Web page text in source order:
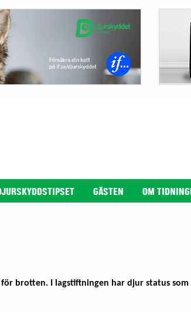
GÄSTEN OM
brotten. I lagstiftningen har djur status som